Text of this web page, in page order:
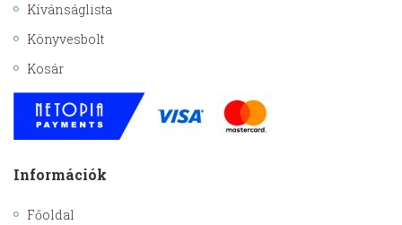
Kívánságlista
Könyvesbolt
Kosár
Információk
Főoldal